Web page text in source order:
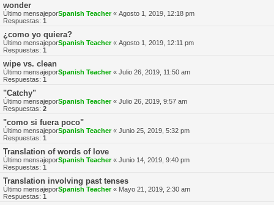
wonder
Último mensajeporSpanish Teacher« Agosto 1, 2019, 12:18 pm
Respuestas: 1
¿como yo quiera?
Último mensajeporSpanish Teacher« Agosto 1, 2019, 12:11 pm
Respuestas: 1
wipe vs. clean
Último mensajeporSpanish Teacher« Julio 26, 2019, 11:50 am
Respuestas: 1
"Catchy"
Último mensajeporSpanish Teacher« Julio 26, 2019, 9:57 am
Respuestas: 2
"como si fuera poco"
Último mensajeporSpanish Teacher« Junio 25, 2019, 5:32 pm
Respuestas: 1
Translation of words of love
Último mensajeporSpanish Teacher« Junio 14, 2019, 9:40 pm
Respuestas: 1
Translation involving past tenses
Último mensajeporSpanish Teacher« Mayo 21, 2019, 2:30 am
Respuestas: 1